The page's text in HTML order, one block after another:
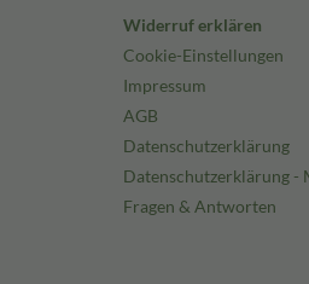
Widerruf erklären
Cookie-Einstellungen
Impressum
AGB
Datenschutzerklärung
Datenschutzerklärung -
Fragen & Antworten